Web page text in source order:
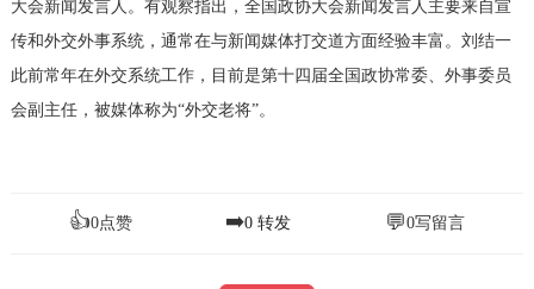
大会新闻发言人。有观察指出，全国政协大会新闻发言人主要来自宣
传和外交外事系统，通常在与新闻媒体打交道方面经验丰富。刘结一
此前常年在外交系统工作，目前是第十四届全国政协常委、外事委员
会副主任，被媒体称为“外交老将”。
👍0点赞 ➡️0 转发 💬0写留言